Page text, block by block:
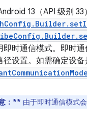
13（API 级别
即时通信模式。即时
径设置。如需确定设
：** 由于即时通信模式